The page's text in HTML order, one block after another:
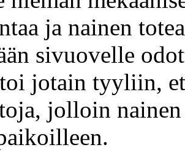
ja nainen
sivuovelle
jotain tyyliin,
jolloin